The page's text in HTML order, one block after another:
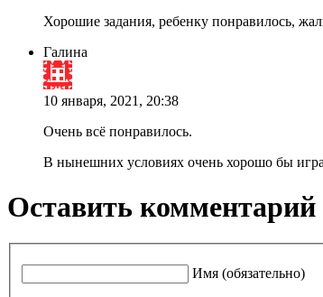
Хорошие задания, ребенку понравилось,
Галина
10 января, 2021, 20:38
Очень всё понравилось.
В нынешних условиях очень хорошо бы
Оставить комментарий
Имя (обязательно)